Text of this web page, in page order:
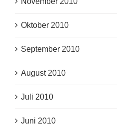
Oktober 2010
September 2010
August 2010
Juli 2010
Juni 2010